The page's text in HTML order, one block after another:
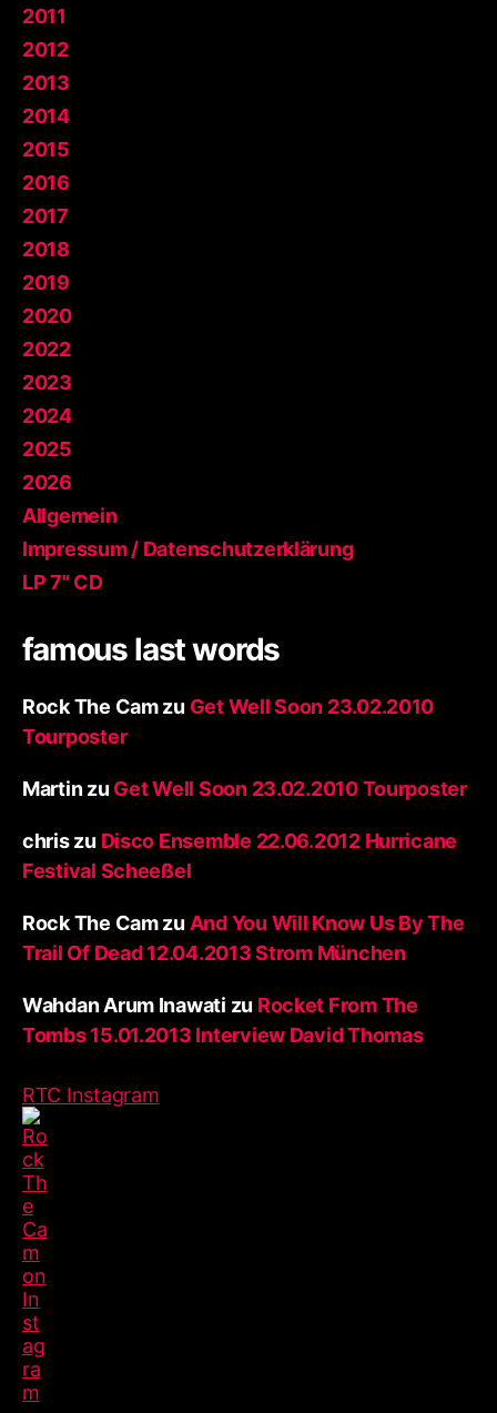
2011
2012
2013
2014
2015
2016
2017
2018
2019
2020
2022
2023
2024
2025
2026
Allgemein
Impressum / Datenschutzerklärung
LP 7" CD
famous last words
Rock The Camzu Get Well Soon 23.02.2010
Tourposter
Martinzu Get Well Soon 23.02.2010 Tourposter
chriszu Disco Ensemble 22.06.2012 Hurricane
Festival Scheeßel
Rock The Camzu And You Will Know Us By The
Trail Of Dead 12.04.2013 Strom München
Wahdan Arum Inawati zu Rocket From The
Tombs 15.01.2013 Interview David Thomas
RTC Instagram